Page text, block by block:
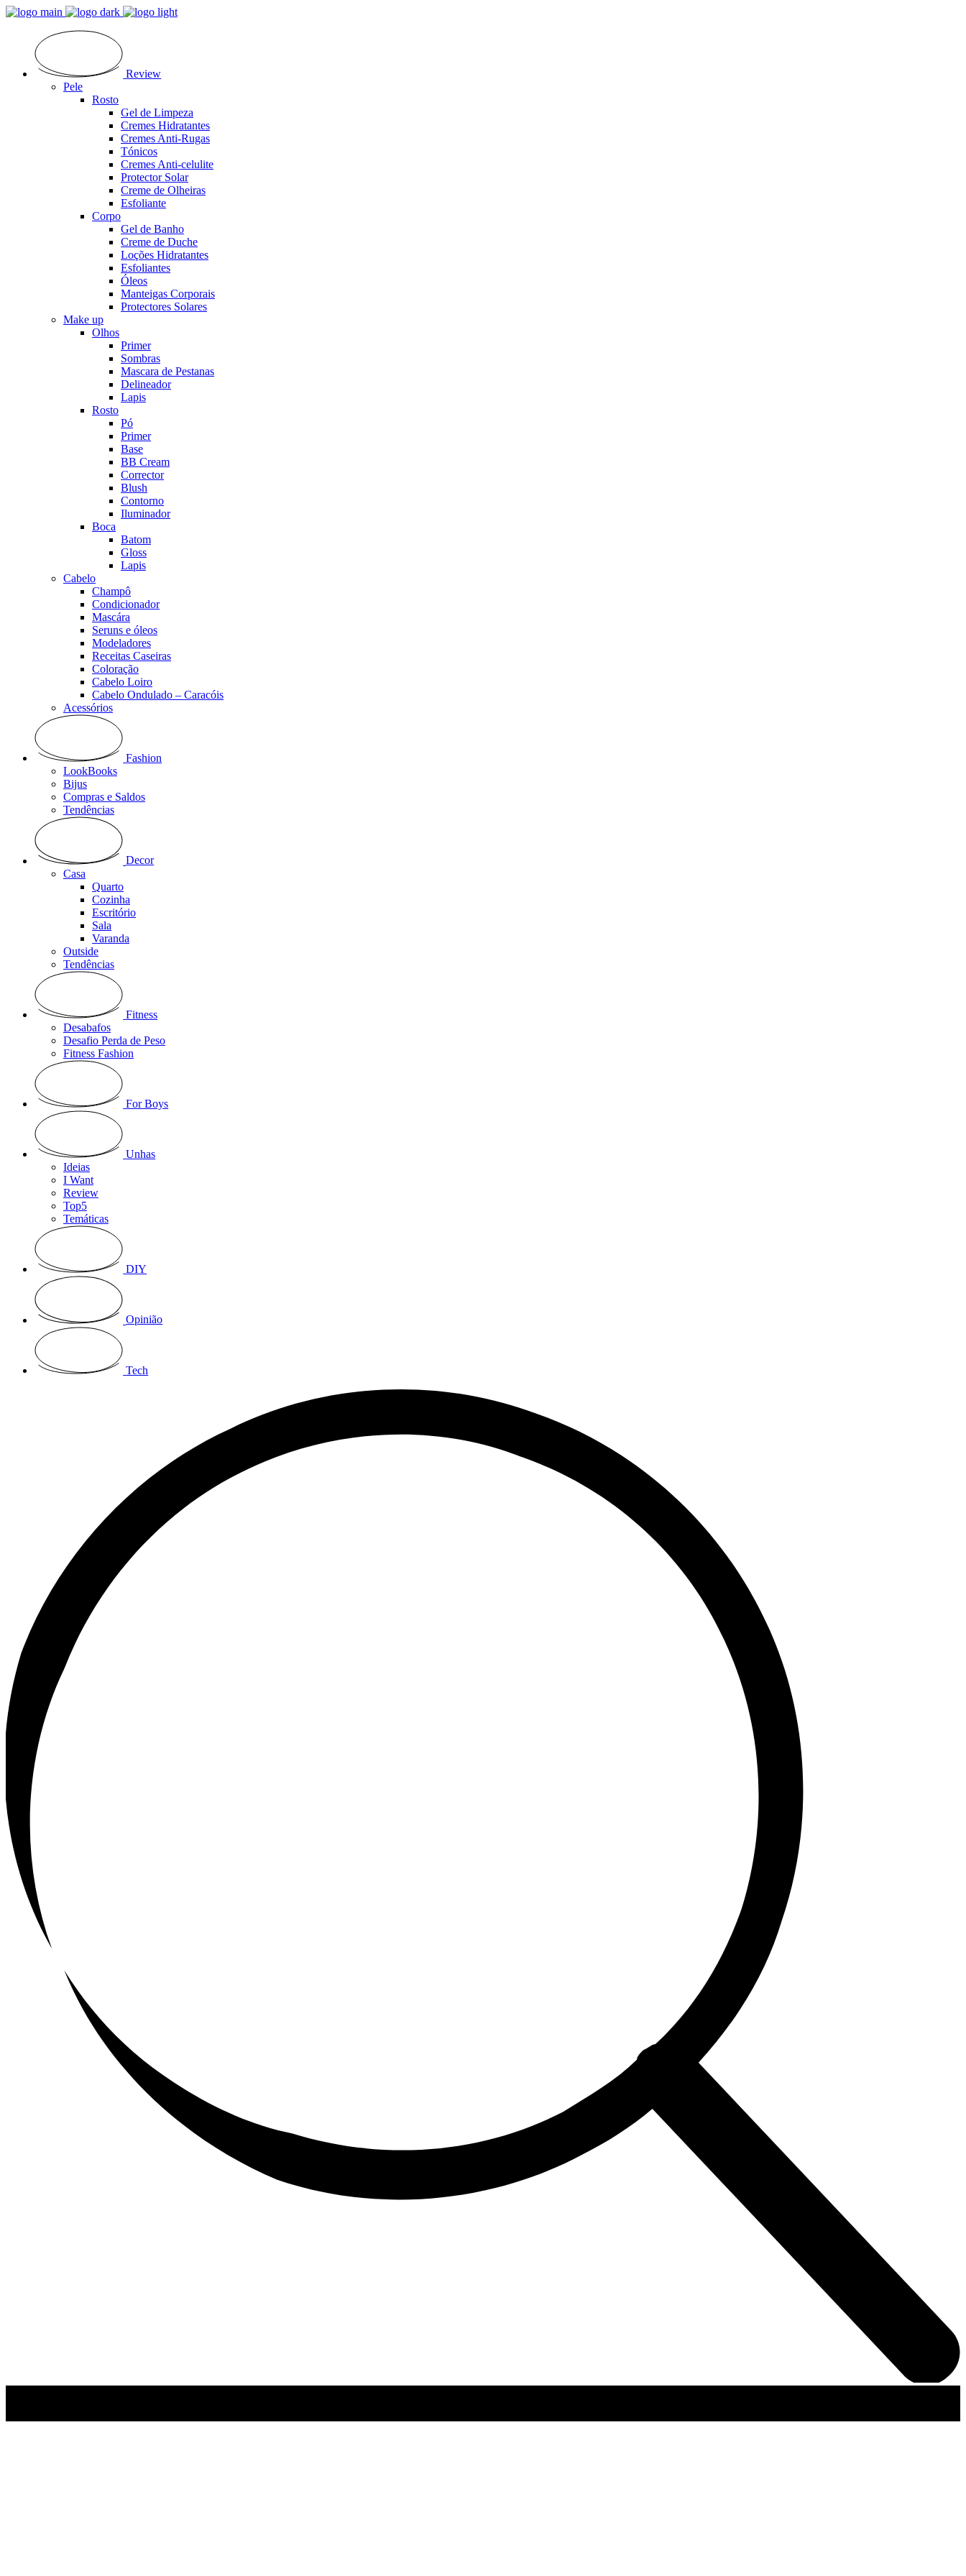
Review
Pele
Rosto
Gel de Limpeza
Cremes Hidratantes
Cremes Anti-Rugas
Tónicos
Cremes Anti-celulite
Protector Solar
Creme de Olheiras
Esfoliante
Corpo
Gel de Banho
Creme de Duche
Loções Hidratantes
Esfoliantes
Óleos
Manteigas Corporais
Protectores Solares
Make up
Olhos
Primer
Sombras
Mascara de Pestanas
Delineador
Lapis
Rosto
Pó
Primer
Base
BB Cream
Corrector
Blush
Contorno
Iluminador
Boca
Batom
Gloss
Lapis
Cabelo
Champô
Condicionador
Mascára
Seruns e óleos
Modeladores
Receitas Caseiras
Coloração
Cabelo Loiro
Cabelo Ondulado – Caracóis
Acessórios
Fashion
LookBooks
Bijus
Compras e Saldos
Tendências
Decor
Casa
Quarto
Cozinha
Escritório
Sala
Varanda
Outside
Tendências
Fitness
Desabafos
Desafio Perda de Peso
Fitness Fashion
For Boys
Unhas
Ideias
I Want
Review
Top5
Temáticas
DIY
Opinião
Tech